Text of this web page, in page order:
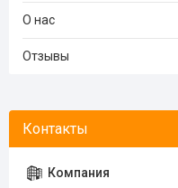
О нас
Отзывы